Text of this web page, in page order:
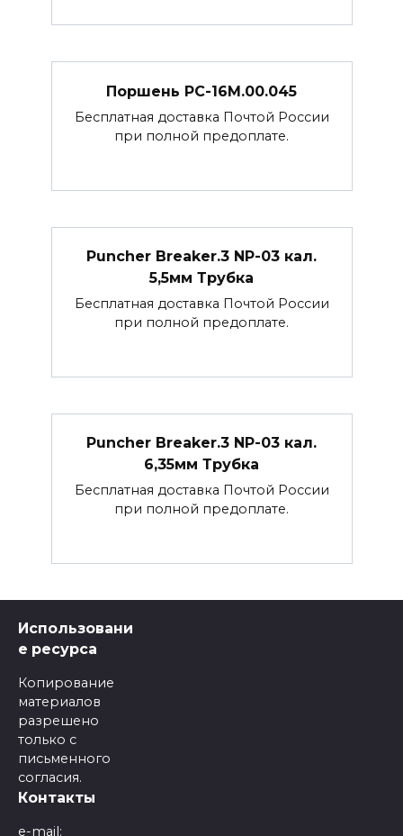
Поршень РС-16М.00.045
Бесплатная доставка Почтой России
при полной предоплате.
Puncher Breaker.3 NP-03 кал.
5,5мм Трубка
Бесплатная доставка Почтой России
при полной предоплате.
Puncher Breaker.3 NP-03 кал.
6,35мм Трубка
Бесплатная доставка Почтой России
при полной предоплате.
Использовани
е ресурса
Копирование
материалов
разрешено
только с
письменного
согласия.
Контакты
e-mail: